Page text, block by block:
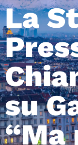
La
su
“Ma